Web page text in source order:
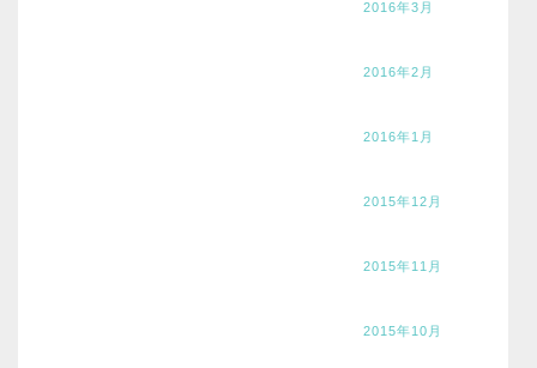
2016年3月
2016年2月
2016年1月
2015年12月
2015年11月
2015年10月